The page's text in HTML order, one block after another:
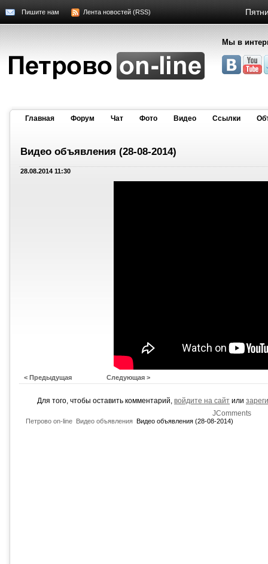
Пишите нам Лента новостей (RSS)
Мы в
Главная Форум Чат Фото Видео Cсылки
Видео объявления (28-08-2014)
28.08.2014 11:30
< Предыдущая Следующая >
Для того, чтобы оставить комментарий, войдите на сайт или
JComments
Петрово on-line Видео объявления Видео объявления (28-08-2014)